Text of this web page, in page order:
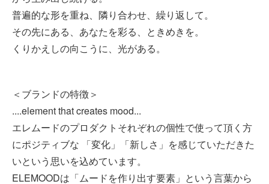
普遍的な形を重ね、隣り合わせ、繰り返して。
その先にある、あなたを彩る、ときめきを。
くりかえしの向こうに、光がある。
＜ブランドの特徴＞
....element that creates mood...
エレムードのプロダクトそれぞれの個性で使って頂く方
にポジティブな 「変化」「新しさ」を感じていただきた
いという思いを込めています。
ELEMOODは「ムードを作り出す要素」という言葉から